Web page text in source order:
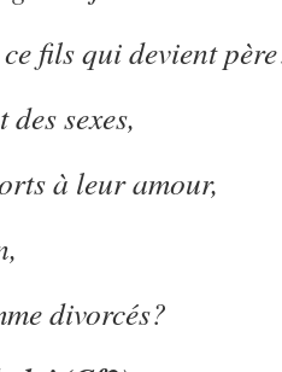
fils qui devient
sexes,
à leur amour,
divorcés?